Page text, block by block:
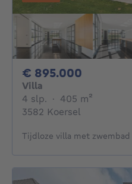
€ 895.000
Villa
4 slp. 4 slaapkamers
· 405 m²
3582 Koersel
Tijdloze villa met zwembad